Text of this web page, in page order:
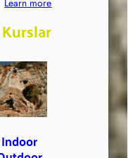
Learn more
Indoor